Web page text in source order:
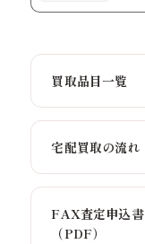
買取品目一覧
宅配買取の流れ
FAX査定申込書
（PDF）